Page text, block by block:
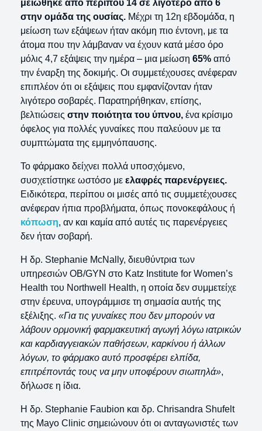
μειώθηκε από περίπου 14 σε λιγότερο από 6
στην ομάδα της ουσίας. Μέχρι τη 12η εβδομάδα, η
μείωση των εξάψεων ήταν ακόμη πιο έντονη, με τα
άτομα που την λάμβαναν να έχουν κατά μέσο όρο
μόλις 4,7 εξάψεις την ημέρα – μια μείωση 65% από
την έναρξη της δοκιμής. Οι συμμετέχουσες ανέφεραν
επιπλέον ότι οι εξάψεις που εμφανίζονταν ήταν
λιγότερο σοβαρές. Παρατηρήθηκαν, επίσης,
βελτιώσεις στην ποιότητα του ύπνου, ένα κρίσιμο
όφελος για πολλές γυναίκες που παλεύουν με τα
συμπτώματα της εμμηνόπαυσης.
Το φάρμακο δείχνει πολλά υποσχόμενο,
συσχετίστηκε ωστόσο με ελαφρές παρενέργειες.
Ειδικότερα, περίπου οι μισές από τις συμμετέχουσες
ανέφεραν ήπια προβλήματα, όπως πονοκεφάλους ή
κόπωση, αν και καμία από αυτές τις παρενέργειες
δεν ήταν σοβαρή.
Η δρ. Stephanie McNally, διευθύντρια των
υπηρεσιών OB/GYN στο Katz Institute for Women’s
Health του Northwell Health, η οποία δεν συμμετείχε
στην έρευνα, υπογράμμισε τη σημασία αυτής της
εξέλιξης. «Για τις γυναίκες που δεν μπορούν να
λάβουν ορμονική φαρμακευτική αγωγή λόγω ιατρικών
και καρδιαγγειακών παθήσεων, καρκίνου ή άλλων
λόγων, το φάρμακο αυτό προσφέρει ελπίδα,
επιτρέποντάς τους να μην υποφέρουν σιωπηλά»,
δήλωσε η ίδια.
Η δρ. Stephanie Faubion και δρ. Chrisandra Shufelt
της Mayo Clinic σημειώνουν ότι οι ανταγωνιστές των